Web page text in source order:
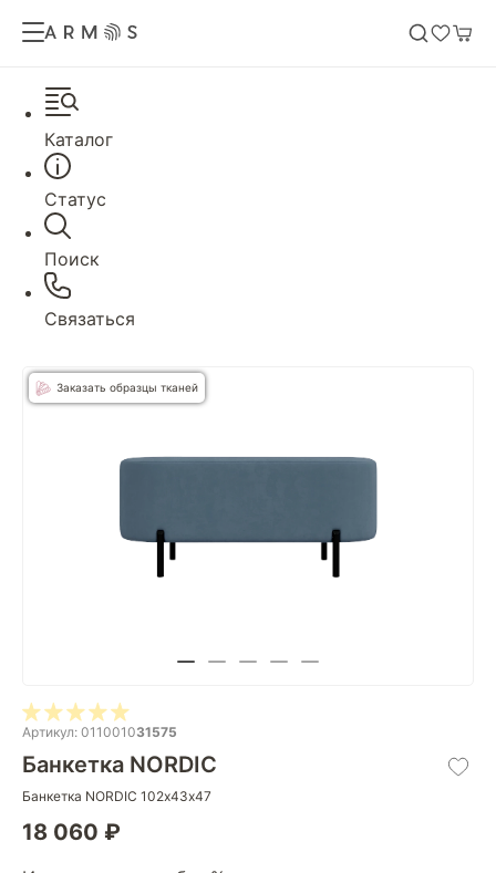
Каталог
Статус
Поиск
Связаться
Заказать образцы тканей
Артикул: 011001031575
Банкетка NORDIC
Банкетка NORDIC 102х43х47
18 060 ₽